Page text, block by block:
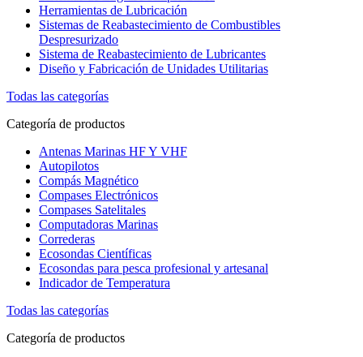
Herramientas de Lubricación
Sistemas de Reabastecimiento de Combustibles
Despresurizado
Sistema de Reabastecimiento de Lubricantes
Diseño y Fabricación de Unidades Utilitarias
Todas las categorías
Categoría de productos
Antenas Marinas HF Y VHF
Autopilotos
Compás Magnético
Compases Electrónicos
Compases Satelitales
Computadoras Marinas
Correderas
Ecosondas Científicas
Ecosondas para pesca profesional y artesanal
Indicador de Temperatura
Todas las categorías
Categoría de productos